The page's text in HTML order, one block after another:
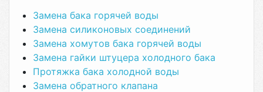
Замена бака горячей воды
Замена силиконовых соединений
Замена хомутов бака горячей воды
Замена гайки штуцера холодного бака
Протяжка бака холодной воды
Замена обратного клапана